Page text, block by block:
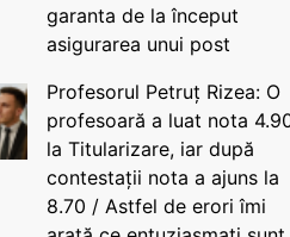
garanta de la început
asigurarea unui post
Profesorul Petruț Rizea: O
profesoară a luat nota
la Titularizare, iar după
contestații nota a ajuns la
8.70 / Astfel de erori îmi